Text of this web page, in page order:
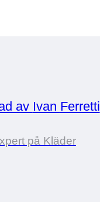
av Ivan Ferretti
på Kläder